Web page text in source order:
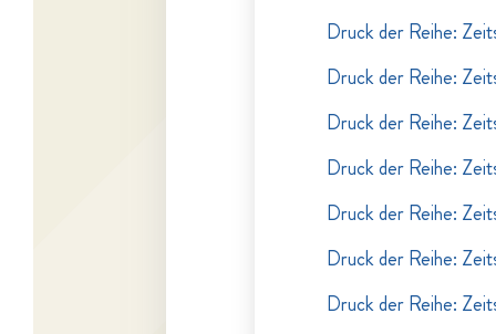
Druck der Reihe:
Druck der Reihe:
Druck der Reihe:
Druck der Reihe:
Druck der Reihe:
Druck der Reihe:
Druck der Reihe: